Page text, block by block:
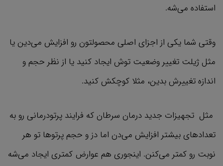
استفاده می‌شه.
وقتی شما یکی از اجزای اصلی محصولتون رو افزایش می‌دین یا
مثل ژیلت تغییر وضعیت توش ایجاد کنید یا از نظر حجم و
اندازه تغییرش بدین، مثلا کوچکش کنید.
مثل تجهیزات جدید درمان سرطان که فرایند پرتودرمانی رو به
تعداد‌های بیشتر افزایش می‌دن اما دز و حجم پرتوها تو هر
نوبت رو کمتر می‌کنن. اینجوری هم عوارض کمتری ایجاد می‌شه